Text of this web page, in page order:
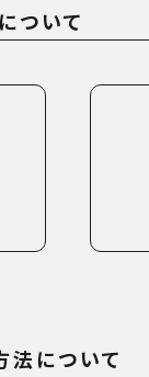
ついて
法について